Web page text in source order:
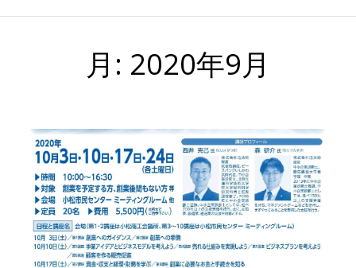
月: 2020年9月